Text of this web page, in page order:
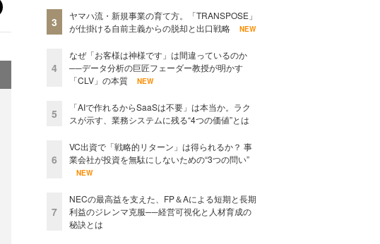
3
ヤマハ流・新規事業の育て方。「TRANSPOSE」
が仕掛ける自前主義からの脱却と出口戦略
NEW
4
なぜ「お客様は神様です」は間違っているのか
──データ分析の巨匠フェーダー教授が明かす
「CLV」の本質
NEW
5
「AIで作れるからSaaSは不要」は本当か。ラク
スが示す、業務システムに残る“4つの価値”とは
6
VC出資で「戦略的リターン」は得られるか？ 事
業会社が投資を無駄にしないための“3つの問い”
NEW
7
NECの最高益を支えた、FP＆Aによる短期と長期
利益のジレンマ克服──経営可視化と人材育成の
秘訣とは